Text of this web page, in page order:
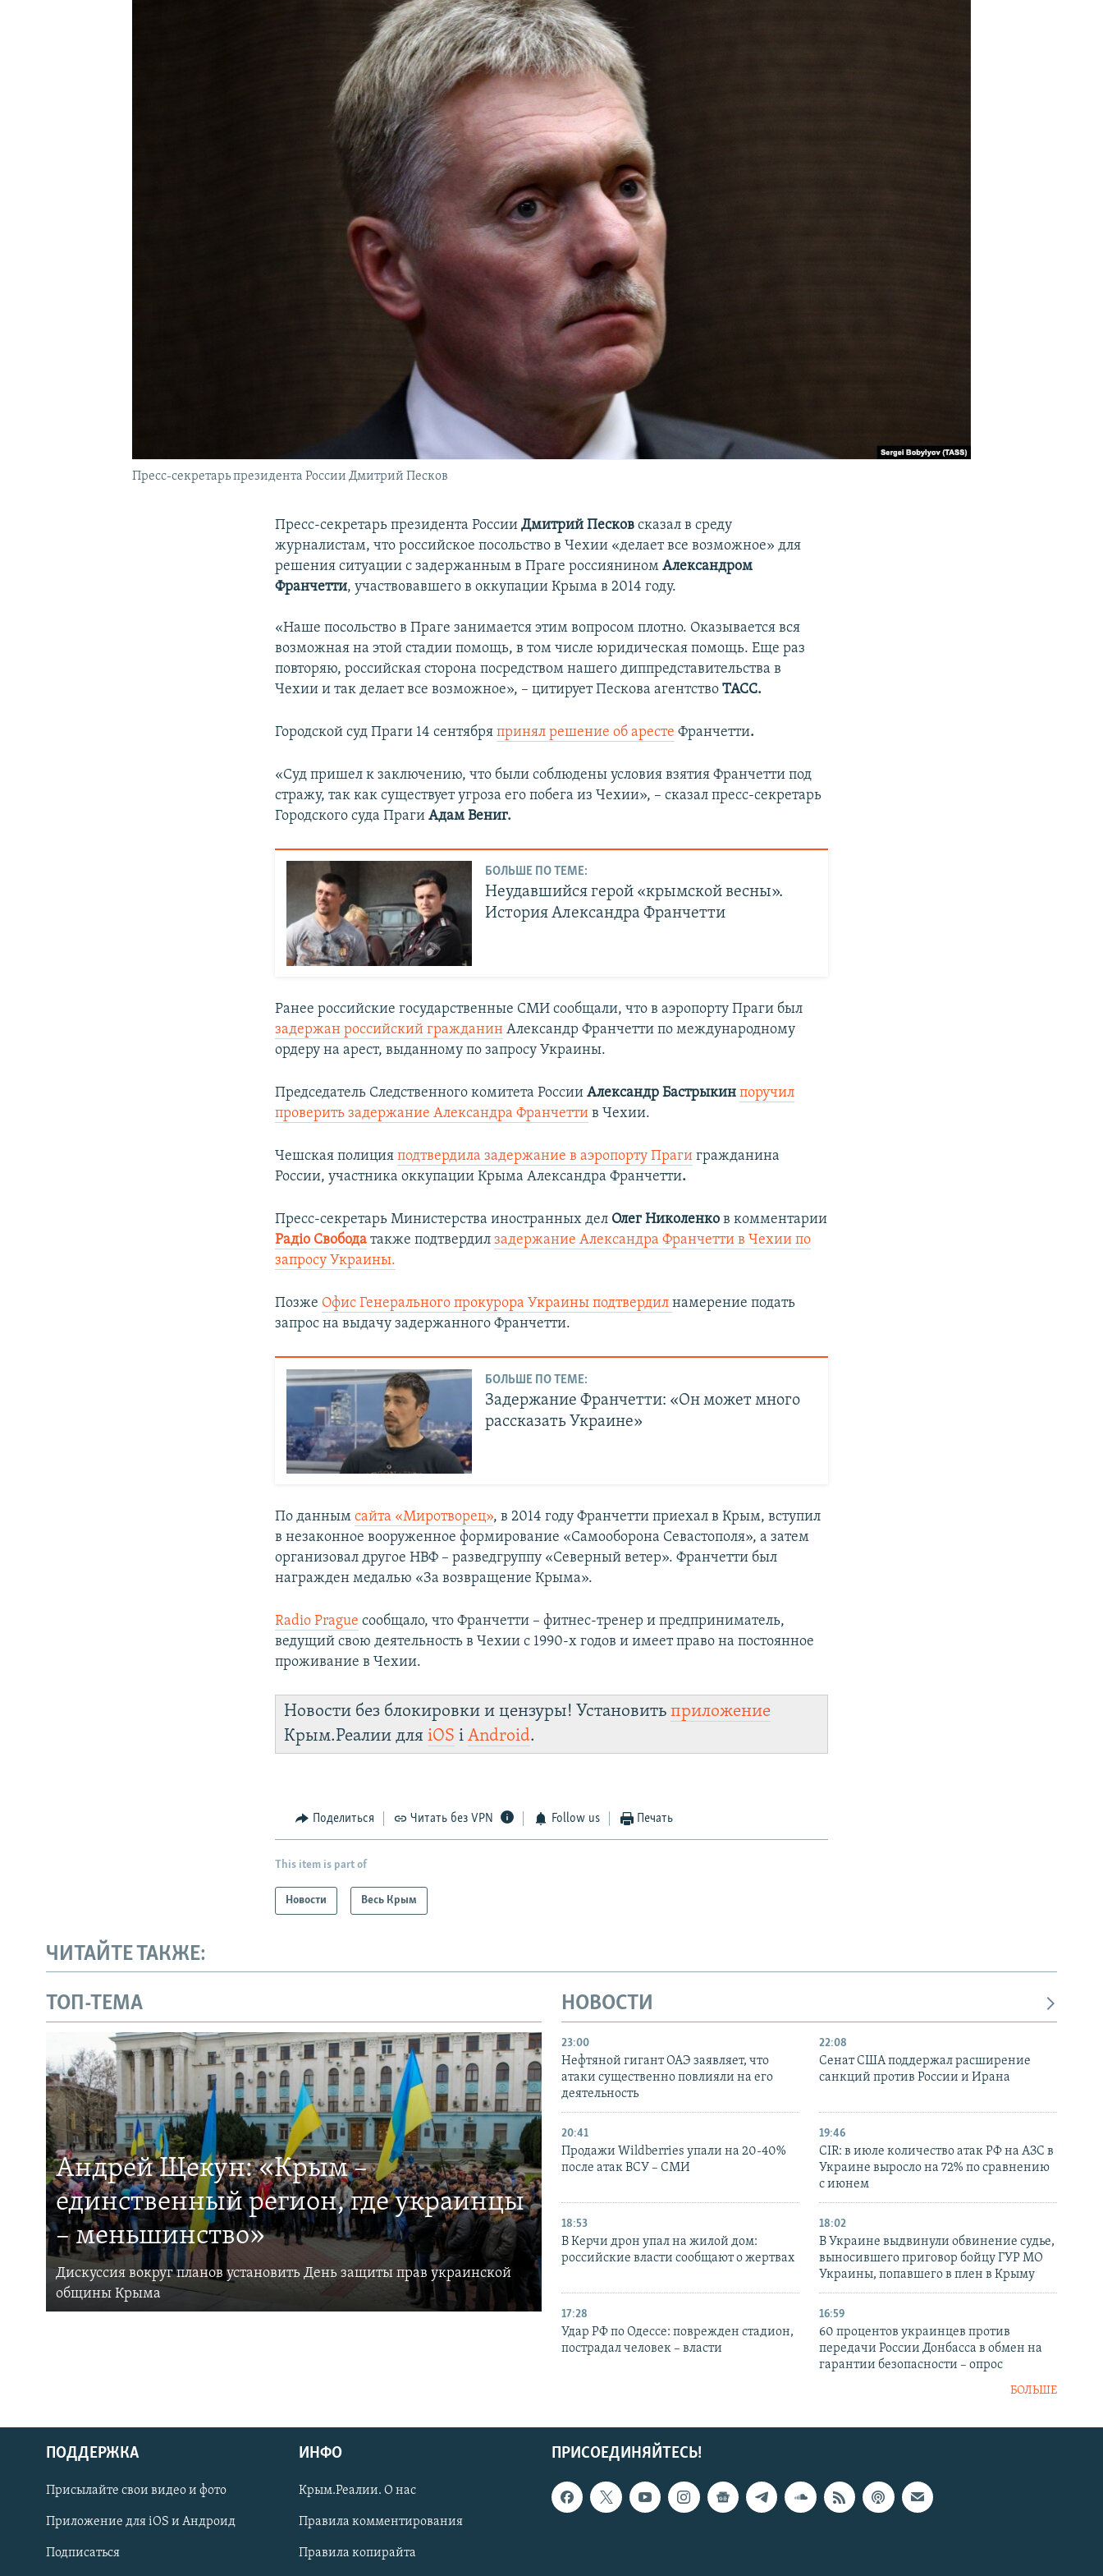
Українською
Qırımtatar
ПРИСОЕДИНЯЙТЕСЬ!
Пресс-секретарь президента России Дмитрий Песков
Пресс-секретарь президента РоссииДмитрий Песков сказал в среду
журналистам, что российское посольство в Чехии «делает все возможное» для
решения ситуации с задержанным в Праге россияниномАлександром
Франчетти, участвовавшего в оккупации Крыма в 2014 году.
«Наше посольство в Праге занимается этим вопросом плотно. Оказывается вся
возможная на этой стадии помощь, в том числе юридическая помощь. Еще раз
повторяю, российская сторона посредством нашего диппредставительства в
Чехии и так делает все возможное», – цитирует Пескова агентствоТАСС.
Городской суд Праги 14 сентябряпринял решение об аресте Франчетти.
«Суд пришел к заключению, что были соблюдены условия взятия Франчетти под
стражу, так как существует угроза его побега из Чехии», – сказал пресс-секретарь
Городского суда ПрагиАдам Вениг.
БОЛЬШЕ ПО ТЕМЕ:
Неудавшийся герой «крымской весны».
История Александра Франчетти
Ранее российские государственные СМИ сообщали, что в аэропорту Праги был
задержан российский гражданин Александр Франчетти по международному
ордеру на арест, выданному по запросу Украины.
Председатель Следственного комитета РоссииАлександр Бастрыкин поручил
проверить задержание Александра Франчетти в Чехии.
Чешская полицияподтвердила задержание в аэропорту Праги гражданина
России, участника оккупации Крыма Александра Франчетти.
Пресс-секретарь Министерства иностранных дел Олег Николенков комментарии
Радіо Свобода также подтвердилзадержание Александра Франчетти в Чехии по
запросу Украины.
Позже Офис Генерального прокурора Украины подтвердилнамерение подать
запрос на выдачу задержанного Франчетти.
БОЛЬШЕ ПО ТЕМЕ:
Задержание Франчетти: «Он может много
рассказать Украине»
По даннымсайта «Миротворец», в 2014 году Франчетти приехал в Крым, вступил
в незаконное вооруженное формирование «Самооборона Севастополя», а затем
организовал другое НВФ – разведгруппу «Северный ветер». Франчетти был
награжден медалью «За возвращение Крыма».
Radio Prague сообщало, что Франчетти – фитнес-тренер и предприниматель,
ведущий свою деятельность в Чехии с 1990-х годов и имеет право на постоянное
проживание в Чехии.
Новости без блокировки и цензуры! Установитьприложение
Крым.Реалии дляiOS іAndroid.
Поделиться Читать без VPN Follow us Печать
This item is part of
Новости Весь Крым
ЧИТАЙТЕ ТАКЖЕ:
ТОП-ТЕМА
Андрей Щекун: «Крым –
единственный регион, где украинцы
– меньшинство»
Дискуссия вокруг планов установить День защиты прав украинской
общины Крыма
НОВОСТИ
23:00
Нефтяной гигант ОАЭ заявляет, что
атаки существенно повлияли на его
деятельность
22:08
Сенат США поддержал расширение
санкций против России и Ирана
20:41
Продажи Wildberries упали на 20-40%
после атак ВСУ – СМИ
19:46
CIR: в июле количество атак РФ на АЗС в
Украине выросло на 72% по сравнению
с июнем
18:53
В Керчи дрон упал на жилой дом:
российские власти сообщают о жертвах
18:02
В Украине выдвинули обвинение судье,
выносившего приговор бойцу ГУР МО
Украины, попавшего в плен в Крыму
17:28
Удар РФ по Одессе: поврежден стадион,
пострадал человек – власти
16:59
60 процентов украинцев против
передачи России Донбасса в обмен на
гарантии безопасности – опрос
БОЛЬШЕ
ПРИСОЕДИНЯЙТЕСЬ!
ПОДДЕРЖКА
Присылайте свои видео и фото
Приложение для iOS и Андроид
Подписаться
ИНФО
Крым.Реалии. О нас
Правила комментирования
Правила копирайта